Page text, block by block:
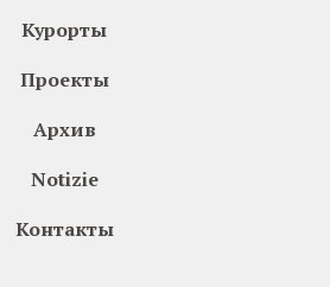
Курорты
Проекты
Архив
Notizie
Контакты